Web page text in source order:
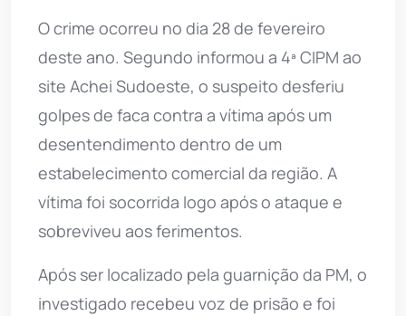
O crime ocorreu no dia 28 de fevereiro
deste ano. Segundo informou a 4ª CIPM ao
site Achei Sudoeste, o suspeito desferiu
golpes de faca contra a vítima após um
desentendimento dentro de um
estabelecimento comercial da região. A
vítima foi socorrida logo após o ataque e
sobreviveu aos ferimentos.
Após ser localizado pela guarnição da PM, o
investigado recebeu voz de prisão e foi